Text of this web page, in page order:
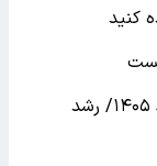
کنید
نرخ ارز دلار، طلا سکه و یورو امروز ۱۵ مرداد ۱۴۰۵/ رشد